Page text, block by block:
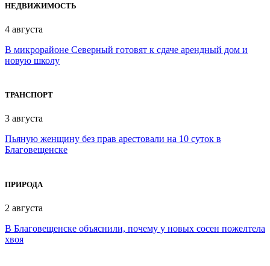
НЕДВИЖИМОСТЬ
4 августа
В микрорайоне Северный готовят к сдаче арендный дом и
новую школу
ТРАНСПОРТ
3 августа
Пьяную женщину без прав арестовали на 10 суток в
Благовещенске
ПРИРОДА
2 августа
В Благовещенске объяснили, почему у новых сосен пожелтела
хвоя